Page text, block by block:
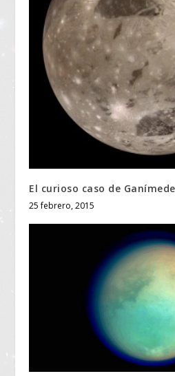
El curioso caso de
25 febrero, 2015